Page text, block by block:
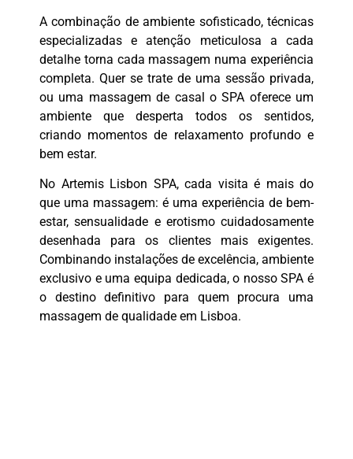
A combinação de ambiente sofisticado, técnicas
especializadas e atenção meticulosa a cada
detalhe torna cada massagem numa experiência
completa. Quer se trate de uma sessão privada,
ou uma massagem de casal o SPA oferece um
ambiente que desperta todos os sentidos,
criando momentos de relaxamento profundo e
bem estar.
No Artemis Lisbon SPA, cada visita é mais do
que uma massagem: é uma experiência de bem-
estar, sensualidade e erotismo cuidadosamente
desenhada para os clientes mais exigentes.
Combinando instalações de excelência, ambiente
exclusivo e uma equipa dedicada, o nosso SPA é
o destino definitivo para quem procura uma
massagem de qualidade em Lisboa.